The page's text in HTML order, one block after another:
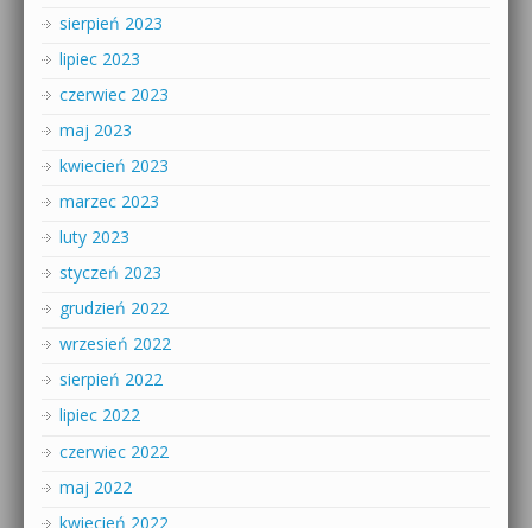
sierpień 2023
lipiec 2023
czerwiec 2023
maj 2023
kwiecień 2023
marzec 2023
luty 2023
styczeń 2023
grudzień 2022
wrzesień 2022
sierpień 2022
lipiec 2022
czerwiec 2022
maj 2022
kwiecień 2022